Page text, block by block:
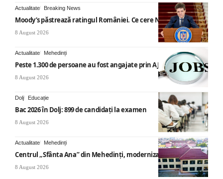
Actualitate Breaking News
Moody’s păstrează ratingul României. Ce cere Nicușor Dan
8 August 2026
Actualitate Mehedinți
Peste 1.300 de persoane au fost angajate prin AJOFM Mehedinți
8 August 2026
Dolj Educație
Bac 2026 în Dolj: 899 de candidați la examen
8 August 2026
Actualitate Mehedinți
Centrul „Sfânta Ana” din Mehedinți, modernizat
8 August 2026